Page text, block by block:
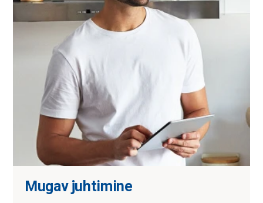
Mugav juhtimine